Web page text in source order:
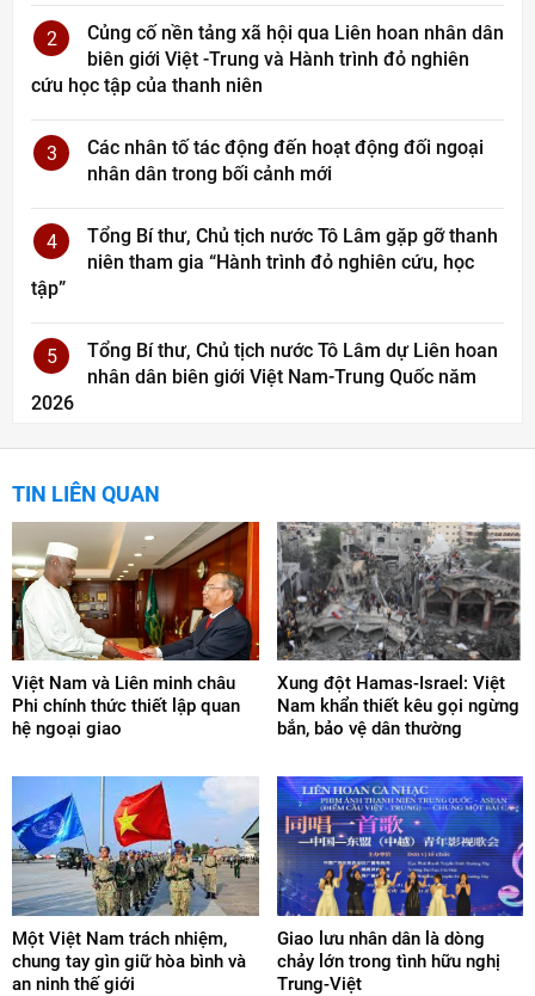
2
Củng cố nền tảng xã hội qua Liên hoan nhân dân
biên giới Việt -Trung và Hành trình đỏ nghiên
cứu học tập của thanh niên
3
Các nhân tố tác động đến hoạt động đối ngoại
nhân dân trong bối cảnh mới
4
Tổng Bí thư, Chủ tịch nước Tô Lâm gặp gỡ thanh
niên tham gia “Hành trình đỏ nghiên cứu, học
tập”
5
Tổng Bí thư, Chủ tịch nước Tô Lâm dự Liên hoan
nhân dân biên giới Việt Nam-Trung Quốc năm
2026
TIN LIÊN QUAN
Việt Nam và Liên minh châu
Phi chính thức thiết lập quan
hệ ngoại giao
Xung đột Hamas-Israel: Việt
Nam khẩn thiết kêu gọi ngừng
bắn, bảo vệ dân thường
Một Việt Nam trách nhiệm,
chung tay gìn giữ hòa bình và
an ninh thế giới
Giao lưu nhân dân là dòng
chảy lớn trong tình hữu nghị
Trung-Việt